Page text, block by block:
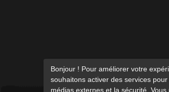
Bonjour ! Pour améliorer votre
souhaitons activer des services
médias externes et la sécurité.